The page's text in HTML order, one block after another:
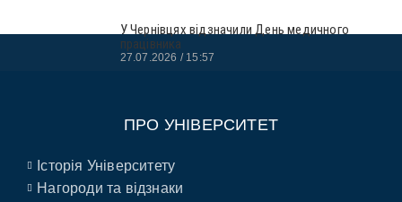
У Чернівцях відзначили День медичного
працівника
27.07.2026 15:57
ПРО УНІВЕРСИТЕТ
Історія Університету
Нагороди та відзнаки